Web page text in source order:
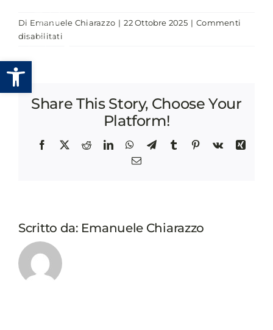
Apri la barra degli strumenti
contenuto
Di Emanuele Chiarazzo | 22 Ottobre 2025 | Commenti
disabilitatisu
DEI
CONSIGLIERI
E
CON
Share This Story, Choose Your
Platform!
Facebook
X RedditLinkedInWhatsApp
TelegramTumblr Pinterest
Vk Xing
Email
Scritto da: Emanuele Chiarazzo